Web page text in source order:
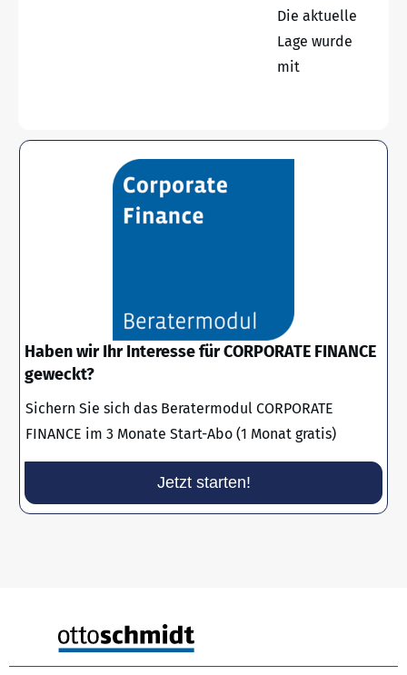
Die aktuelle
Lage wurde
mit
Haben wir Ihr Interesse für CORPORATE FINANCE
geweckt?
Sichern Sie sich das Beratermodul CORPORATE
FINANCE im 3 Monate Start-Abo (1 Monat gratis)
Jetzt starten!